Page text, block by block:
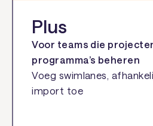
Plus
Voor teams die
programma’s beheren
Voeg swimlanes,
import toe